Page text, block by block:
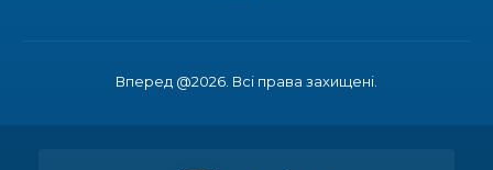
Вперед @2026. Всі права захищені.